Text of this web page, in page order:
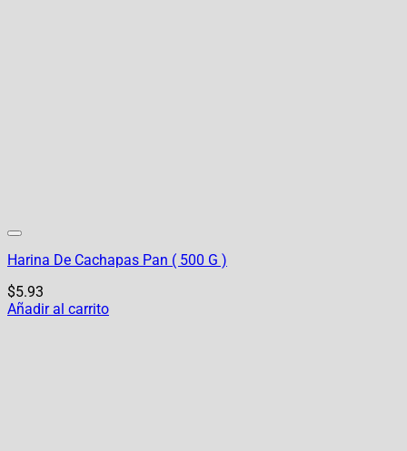
Harina De Cachapas Pan ( 500 G )
$5.93
Añadir al carrito